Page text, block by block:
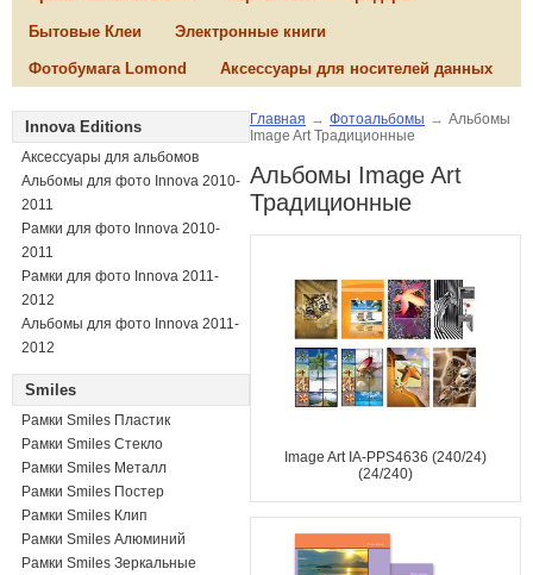
Бытовые Клеи Электронные книги
Фотобумага Lomond Аксессуары для носителей данных
Innova Editions
Аксессуары для альбомов
Альбомы для фото Innova 2010-
2011
Рамки для фото Innova 2010-
2011
Рамки для фото Innova 2011-
2012
Альбомы для фото Innova 2011-
2012
Smiles
Рамки Smiles Пластик
Рамки Smiles Стекло
Рамки Smiles Металл
Рамки Smiles Постер
Рамки Smiles Клип
Рамки Smiles Алюминий
Рамки Smiles Зеркальные
Главная → Фотоальбомы → Альбомы
Image Art Традиционные
Альбомы Image Art
Традиционные
Image Art IA-PPS4636 (240/24)
(24/240)